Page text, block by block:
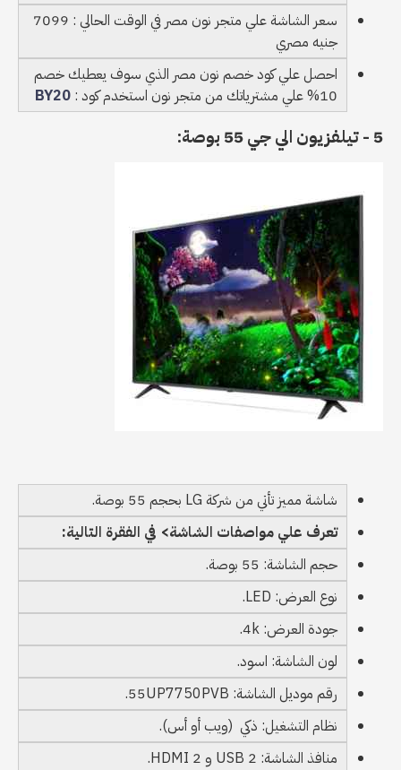
سعر الشاشة علي متجر نون مصر في الوقت الحالي : 7099
جنيه مصري
احصل علي كود خصم نون مصر الذي سوف يعطيك خصم
10% علي مشترياتك من متجر نون استخدم كود :
BY20
5 - تيلفزيون الي جي 55 بوصة:
شاشة مميز تأتي من شركة LG بحجم 55 بوصة.
تعرف علي مواصفات الشاشة> في الفقرة التالية:
حجم الشاشة: 55 بوصة.
نوع العرض: LED.
جودة العرض: 4k.
لون الشاشة: اسود.
رقم موديل الشاشة: 55UP7750PVB.
نظام التشغيل: ذكي (ويب أو أس).
منافذ الشاشة: 2 USB و 2 HDMI.